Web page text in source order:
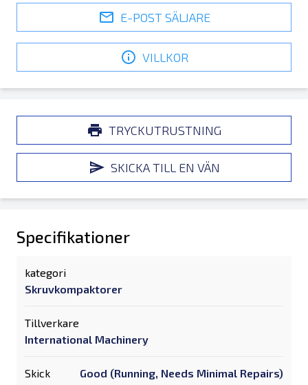
E-POST SÄLJARE
VILLKOR
TRYCKUTRUSTNING
SKICKA TILL EN VÄN
Specifikationer
kategori
Skruvkompaktorer
Tillverkare
International Machinery
Skick Good (Running, Needs Minimal Repairs)